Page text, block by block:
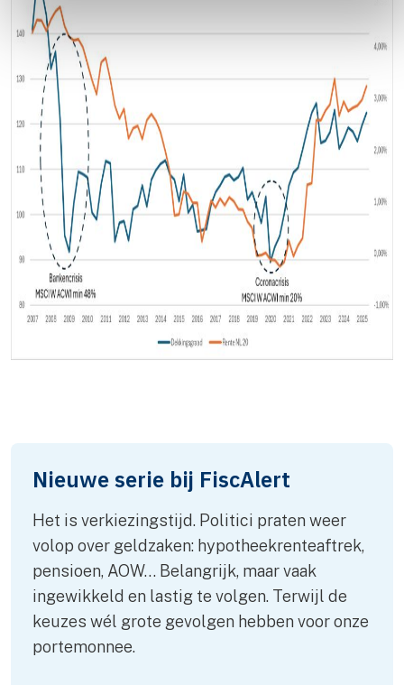
Nieuwe serie bij FiscAlert
Het is verkiezingstijd. Politici praten weer
volop over geldzaken: hypotheekrenteaftrek,
pensioen, AOW… Belangrijk, maar vaak
ingewikkeld en lastig te volgen. Terwijl de
keuzes wél grote gevolgen hebben voor onze
portemonnee.